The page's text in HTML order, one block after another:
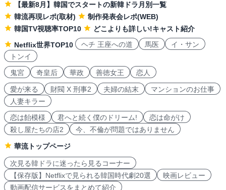
【最新8月】韓国でスタートの新韓ドラ月別一覧
韓流再現レポ(取材)
制作発表会レポ(WEB)
韓国TV視聴率TOP10
どこよりも詳しい!キャスト紹介
Netflix世界TOP10
ヘチ 王座への道 馬医
イ・サン
トンイ
鬼宮
奇皇后 華政 善徳女王 恋人
愛が来る 財閥 X 刑事2 夫婦の結末
マンションのお仕事
人妻キラー
恋は飴模様
君へと続く僕のドリーム!
恋は命がけ
殺し屋たちの店2
今、不倫が問題ではありません
華流トップページ
次見る韓ドラに迷ったら見るコーナー
【保存版】Netflixで見られる韓国時代劇20選
映画レビュー
動画配信サービスをまとめて紹介